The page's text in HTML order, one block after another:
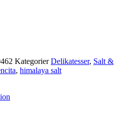
Kategorier Delikatesser, Salt &
, himalaya salt